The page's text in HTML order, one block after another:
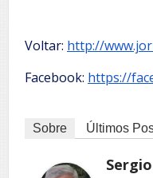
Voltar: http://
Facebook: https://
Sobre Últimos